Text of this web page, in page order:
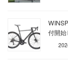
付開始